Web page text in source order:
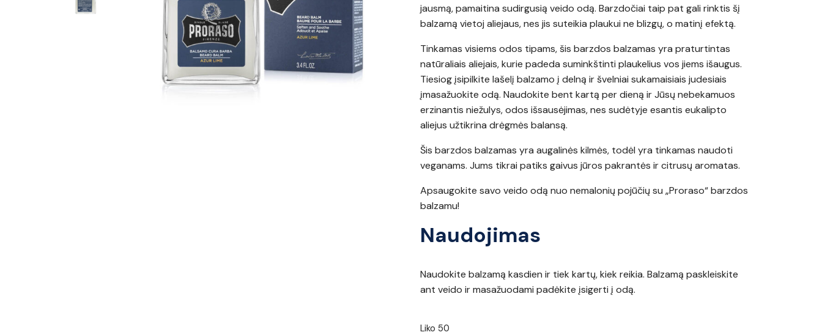
jausmą, pamaitina sudirgusią veido odą. Barzdočiai taip pat gali rinktis šį
balzamą vietoj aliejaus, nes jis suteikia plaukui ne blizgų, o matinį efektą.
Tinkamas visiems odos tipams, šis barzdos balzamas yra praturtintas
natūraliais aliejais, kurie padeda suminkštinti plaukelius vos jiems išaugus.
Tiesiog įsipilkite lašelį balzamo į delną ir švelniai sukamaisiais judesiais
įmasažuokite odą. Naudokite bent kartą per dieną ir Jūsų nebekamuos
erzinantis niežulys, odos išsausėjimas, nes sudėtyje esantis eukalipto
aliejus užtikrina drėgmės balansą.
Šis barzdos balzamas yra augalinės kilmės, todėl yra tinkamas naudoti
veganams. Jums tikrai patiks gaivus jūros pakrantės ir citrusų aromatas.
Apsaugokite savo veido odą nuo nemalonių pojūčių su „Proraso“ barzdos
balzamu!
Naudojimas
Naudokite balzamą kasdien ir tiek kartų, kiek reikia. Balzamą paskleiskite
ant veido ir masažuodami padėkite įsigerti į odą.
Liko 50